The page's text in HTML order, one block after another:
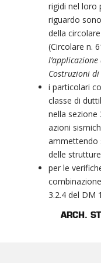
rigidi nel loro
riguardo
della
(Circolare n.
Costruzioni
i particolari
classe di
nella sezione
azioni
ammettendo
delle
per le
3.2.4 del DM
ARCH.